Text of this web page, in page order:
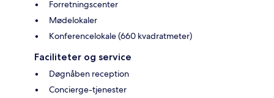
Forretningscenter
Mødelokaler
Konferencelokale (660 kvadratmeter)
Faciliteter og service
Døgnåben reception
Concierge-tjenester